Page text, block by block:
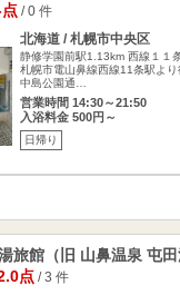
/ 0 件
北海道 / 札幌市中央区
静修学園前駅1.13km 西線１１
札幌市電山鼻線西線11条駅よ
中島公園通…
営業時間 14:30～21:50
入浴料金 500円～
日帰り
旅館（旧 山鼻温泉 屯田
点/ 3 件